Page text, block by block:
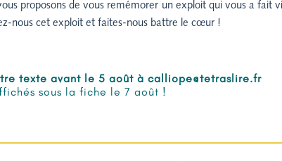
proposons de vous remémorer un exploit qui vous a fait
nous cet exploit et faites-nous battre le cœur !
texte avant le 5 août à calliope@tetraslire.fr
sous la fiche le 7 août !